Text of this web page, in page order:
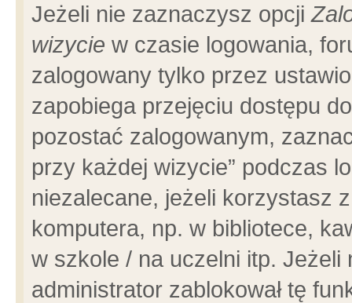
Jeżeli nie zaznaczysz opcji
wizycie w czasie logowania,
zalogowany tylko przez
zapobiega przejęciu dostępu
pozostać zalogowanym,
przy każdej wizycie” podczas
niezalecane, jeżeli korzystasz
komputera, np. w bibliotece,
w szkole / na uczelni itp.
administrator zablokował tę